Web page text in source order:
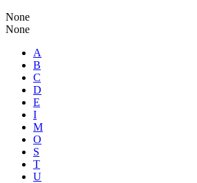
None
None
A
B
C
D
E
I
M
O
S
T
U